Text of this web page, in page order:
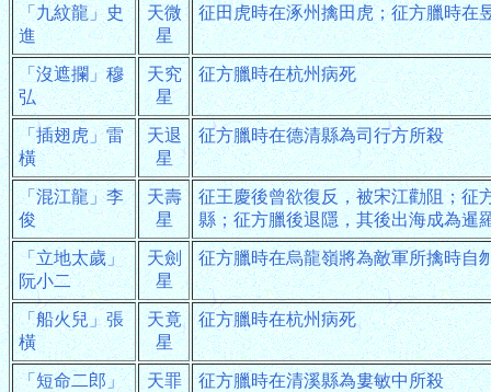
「九紋龍」史
進
天微
星
征田虎時在涿州擒田虎；征方臘時在
「沒遮攔」穆
弘
天究
星
征方臘時在杭州病死
「插翅虎」雷
橫
天退
星
征方臘時在德清縣為司行方所殺
「混江龍」李
俊
天壽
星
征王慶後曾欲復反，被宋江勸阻；征
縣；征方臘後退隱，其後出海成為暹
「立地太歲」
阮小二
天劍
星
征方臘時在烏龍嶺將為敵軍所擒時自
「船火兒」張
橫
天竟
星
征方臘時在杭州病死
「短命二郎」
天罪
征方臘時在清溪縣為婁敏中所殺